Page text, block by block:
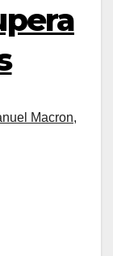
Macron,